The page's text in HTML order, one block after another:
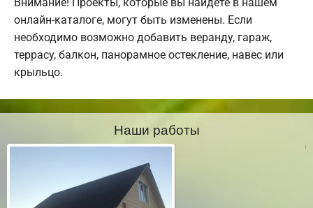
онлайн-каталоге, могут быть изменены. Если
необходимо возможно добавить веранду, гараж,
террасу, балкон, панорамное остекление, навес или
крыльцо.
Наши работы